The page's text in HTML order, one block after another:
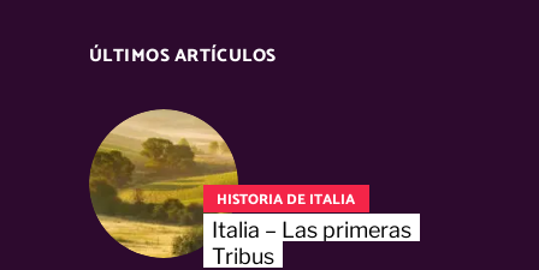
ÚLTIMOS ARTÍCULOS
HISTORIA DE ITALIA
Italia – Las primeras
Tribus